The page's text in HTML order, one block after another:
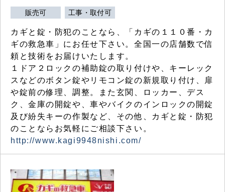
販売可 工事・取付可
カギと錠・防犯のことなら、「カギの１１０番・カ
ギの救急車」にお任せ下さい。全国一の店舗数で信
頼と技術をお届けいたします。
１ドア２ロックの補助錠の取り付けや、キーレック
スなどのボタン錠やリモコン錠の新規取り付け、扉
や錠前の修理、調整。また玄関、ロッカー、デス
ク、金庫の開錠や、車やバイクのインロックの開錠
及び紛失キーの作製など、その他、カギと錠・防犯
のことならお気軽にご相談下さい。
http://www.kagi9948nishi.com/